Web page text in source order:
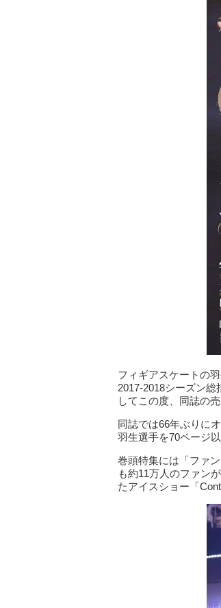
フィギアスケートの
2017‐2018シーズン
してこの度、同誌の
同誌では66年ぶりに
羽生選手を70ページ
巻頭特集には「ファ
も約11万人のファン
たアイスショー「